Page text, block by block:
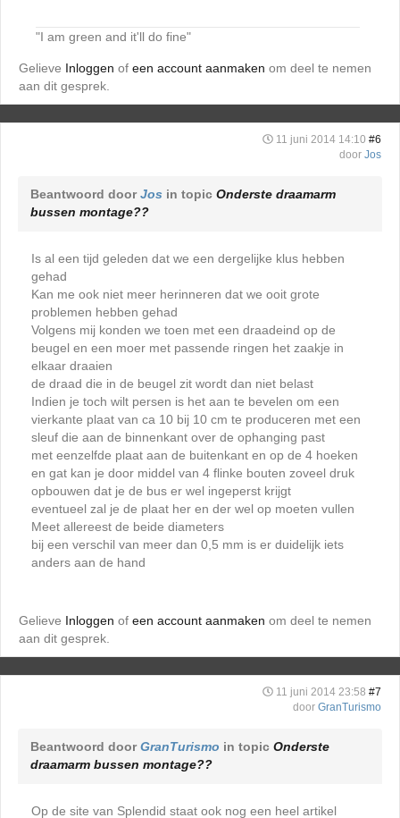
"I am green and it'll do fine"
Gelieve Inloggen of een account aanmaken om deel te nemen
aan dit gesprek.
11 juni 2014 14:10 #6
door Jos
Beantwoord doorJos in topic Onderste draamarm
bussen montage??
Is al een tijd geleden dat we een dergelijke klus hebben
gehad
Kan me ook niet meer herinneren dat we ooit grote
problemen hebben gehad
Volgens mij konden we toen met een draadeind op de
beugel en een moer met passende ringen het zaakje in
elkaar draaien
de draad die in de beugel zit wordt dan niet belast
Indien je toch wilt persen is het aan te bevelen om een
vierkante plaat van ca 10 bij 10 cm te produceren met een
sleuf die aan de binnenkant over de ophanging past
met eenzelfde plaat aan de buitenkant en op de 4 hoeken
en gat kan je door middel van 4 flinke bouten zoveel druk
opbouwen dat je de bus er wel ingeperst krijgt
eventueel zal je de plaat her en der wel op moeten vullen
Meet allereest de beide diameters
bij een verschil van meer dan 0,5 mm is er duidelijk iets
anders aan de hand
Gelieve Inloggen of een account aanmaken om deel te nemen
aan dit gesprek.
11 juni 2014 23:58 #7
door GranTurismo
Beantwoord doorGranTurismo in topic Onderste
draamarm bussen montage??
Op de site van Splendid staat ook nog een heel artikel